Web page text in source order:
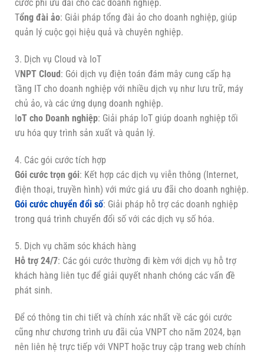
cước phí ưu đãi cho các doanh nghiệp.
Tổng đài ảo: Giải pháp tổng đài ảo cho doanh nghiệp, giúp
quản lý cuộc gọi hiệu quả và chuyên nghiệp.
3. Dịch vụ Cloud và IoT
VNPT Cloud : Gói dịch vụ điện toán đám mây cung cấp hạ
tầng IT cho doanh nghiệp với nhiều dịch vụ như lưu trữ, máy
chủ ảo, và các ứng dụng doanh nghiệp.
oT cho Doanh nghiệp: Giải pháp IoT giúp doanh nghiệp tối
ưu hóa quy trình sản xuất và quản lý.
4. Các gói cước tích hợp
Gói cước trọn gói: Kết hợp các dịch vụ viễn thông (Internet,
điện thoại, truyền hình) với mức giá ưu đãi cho doanh nghiệp.
Gói cước chuyển đổi số: Giải pháp hỗ trợ các doanh nghiệp
trong quá trình chuyển đổi số với các dịch vụ số hóa.
5. Dịch vụ chăm sóc khách hàng
Hỗ trợ 24/7: Các gói cước thường đi kèm với dịch vụ hỗ trợ
khách hàng liên tục để giải quyết nhanh chóng các vấn đề
phát sinh.
Để có thông tin chi tiết và chính xác nhất về các gói cước
cũng như chương trình ưu đãi của VNPT cho năm 2024, bạn
nên liên hệ trực tiếp với VNPT hoặc truy cập trang web chính